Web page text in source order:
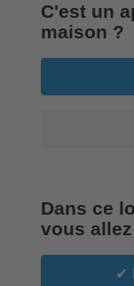
C'est un
maison ?
Dans ce
vous